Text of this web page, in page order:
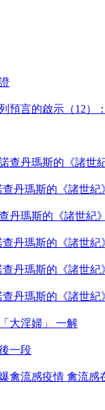
預言的啟示（12）
查丹瑪斯的《諸世
丹瑪斯的《諸世紀
丹瑪斯的《諸世紀
丹瑪斯的《諸世紀
丹瑪斯的《諸世紀
丹瑪斯的《諸世紀
大淫婦」 一解
一段
禽流感疫情 禽流